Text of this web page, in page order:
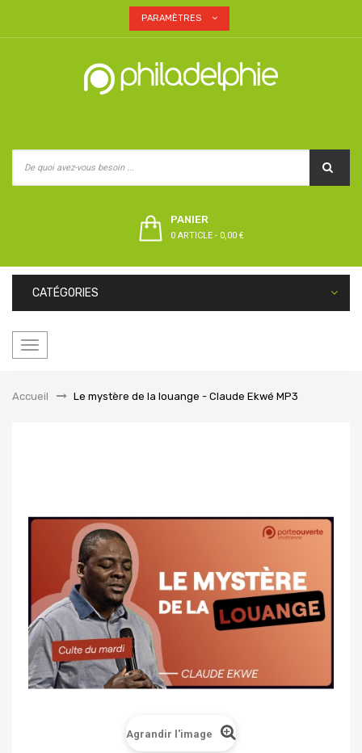
PARAMÈTRES
PANIER
0 ARTICLE - 0,00 €
CATÉGORIES
Basculer
Accueil
&gt;Le mystère de la louange - Claude Ekwé MP3
Agrandir l'image